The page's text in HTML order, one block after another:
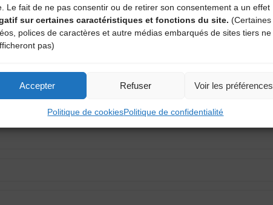
Le fait de ne pas consentir ou de retirer son consentement a un effet
sur certaines caractéristiques et fonctions du site. (Certaines
polices de caractères et autre médias embarqués de sites tiers ne
pas)
Accepter Refuser Voir les préférences
Politique de cookiesPolitique de confidentialité
sont indiqués avec*